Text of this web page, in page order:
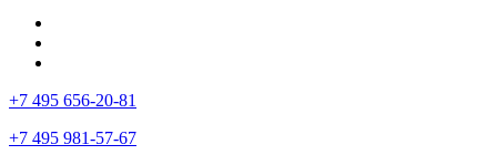
+7 495 656-20-81
+7 495 981-57-67